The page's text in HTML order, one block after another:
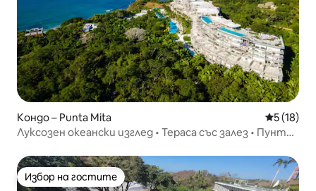
Кондо – Punta Mita Средна
5 (18)
Луксозен океански изглед • Тераса със залез • Пунта
Избор на гостите
Избор на гостите